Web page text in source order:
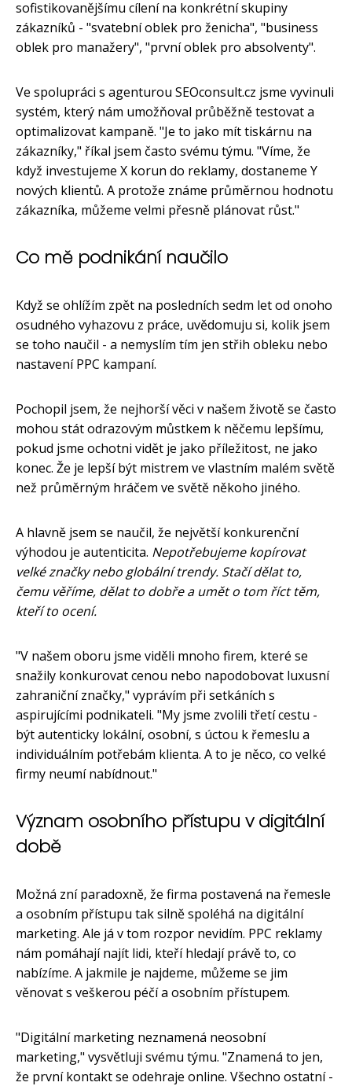
sofistikovanějšímu cílení na konkrétní skupiny
zákazníků - "svatební oblek pro ženicha", "business
oblek pro manažery", "první oblek pro absolventy".
Ve spolupráci s agenturou SEOconsult.cz jsme vyvinuli
systém, který nám umožňoval průběžně testovat a
optimalizovat kampaně. "Je to jako mít tiskárnu na
zákazníky," říkal jsem často svému týmu. "Víme, že
když investujeme X korun do reklamy, dostaneme Y
nových klientů. A protože známe průměrnou hodnotu
zákazníka, můžeme velmi přesně plánovat růst."
Co mě podnikání naučilo
Když se ohlížím zpět na posledních sedm let od onoho
osudného vyhazovu z práce, uvědomuju si, kolik jsem
se toho naučil - a nemyslím tím jen střih obleku nebo
nastavení PPC kampaní.
Pochopil jsem, že nejhorší věci v našem životě se často
mohou stát odrazovým můstkem k něčemu lepšímu,
pokud jsme ochotni vidět je jako příležitost, ne jako
konec. Že je lepší být mistrem ve vlastním malém světě
než průměrným hráčem ve světě někoho jiného.
A hlavně jsem se naučil, že největší konkurenční
výhodou je autenticita. Nepotřebujeme kopírovat
velké značky nebo globální trendy. Stačí dělat to,
čemu věříme, dělat to dobře a umět o tom říct těm,
kteří to ocení.
"V našem oboru jsme viděli mnoho firem, které se
snažily konkurovat cenou nebo napodobovat luxusní
zahraniční značky," vyprávím při setkáních s
aspirujícími podnikateli. "My jsme zvolili třetí cestu -
být autenticky lokální, osobní, s úctou k řemeslu a
individuálním potřebám klienta. A to je něco, co velké
firmy neumí nabídnout."
Význam osobního přístupu v digitální
době
Možná zní paradoxně, že firma postavená na řemesle
a osobním přístupu tak silně spoléhá na digitální
marketing. Ale já v tom rozpor nevidím. PPC reklamy
nám pomáhají najít lidi, kteří hledají právě to, co
nabízíme. A jakmile je najdeme, můžeme se jim
věnovat s veškerou péčí a osobním přístupem.
"Digitální marketing neznamená neosobní
marketing," vysvětluji svému týmu. "Znamená to jen,
že první kontakt se odehraje online. Všechno ostatní -